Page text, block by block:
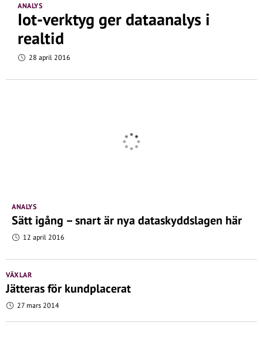
ANALYS
Iot-verktyg ger dataanalys i
realtid
28 april 2016
ANALYS
Sätt igång – snart är nya dataskyddslagen här
12 april 2016
VÄXLAR
Jätteras för kundplacerat
27 mars 2014